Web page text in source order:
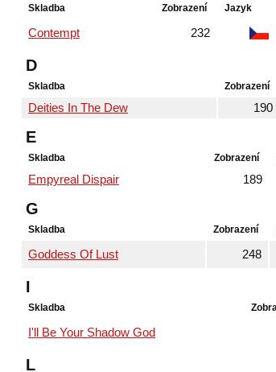
Skladba Zobrazení Jazyk
Contempt 232
D
Skladba Zobrazení
Deities In The Dew 190
E
Skladba Zobrazení
Empyreal Dispair 189
G
Skladba Zobrazení
Goddess Of Lust 248
I
Skladba
I'll Be Your Shadow God
L